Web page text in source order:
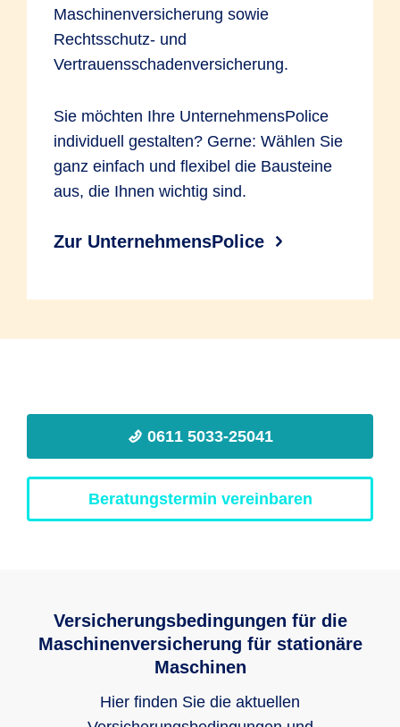
Maschinenversicherung sowie
Rechtsschutz- und
Vertrauensschadenversicherung.
Sie möchten Ihre UnternehmensPolice
individuell gestalten? Gerne: Wählen Sie
ganz einfach und flexibel die Bausteine
aus, die Ihnen wichtig sind.
Zur UnternehmensPolice
0611 5033-25041
Beratungstermin vereinbaren
Versicherungsbedingungen für die
Maschinenversicherung für stationäre
Maschinen
Hier finden Sie die aktuellen